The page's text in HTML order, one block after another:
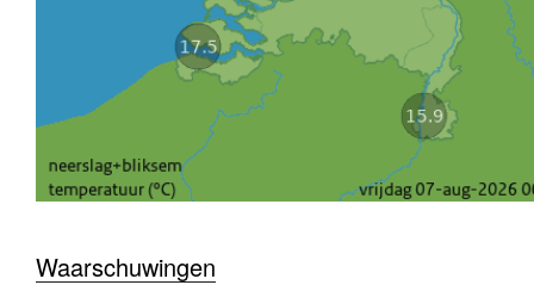
Waarschuwingen